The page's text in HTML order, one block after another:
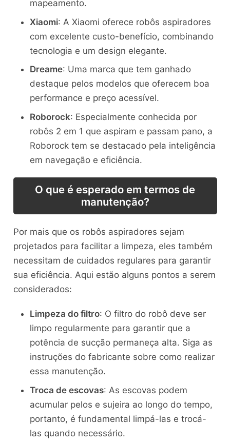
mapeamento.
Xiaomi: A Xiaomi oferece robôs aspiradores
com excelente custo-benefício, combinando
tecnologia e um design elegante.
Dreame: Uma marca que tem ganhado
destaque pelos modelos que oferecem boa
performance e preço acessível.
Roborock: Especialmente conhecida por
robôs 2 em 1 que aspiram e passam pano, a
Roborock tem se destacado pela inteligência
em navegação e eficiência.
O que é esperado em termos de
manutenção?
Por mais que os robôs aspiradores sejam
projetados para facilitar a limpeza, eles também
necessitam de cuidados regulares para garantir
sua eficiência. Aqui estão alguns pontos a serem
considerados:
Limpeza do filtro: O filtro do robô deve ser
limpo regularmente para garantir que a
potência de sucção permaneça alta. Siga as
instruções do fabricante sobre como realizar
essa manutenção.
Troca de escovas: As escovas podem
acumular pelos e sujeira ao longo do tempo,
portanto, é fundamental limpá-las e trocá-
las quando necessário.